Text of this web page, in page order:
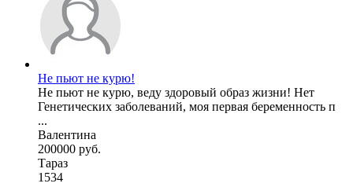
Не пьют не курю!
Не пьют не курю, веду здоровый образ жизни! Нет
Генетических заболеваний, моя первая беременность п
...
Валентина
200000 руб.
Тараз
1534